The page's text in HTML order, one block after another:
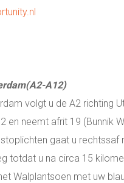
A12)
volgt u de A2 richting
en neemt afrit 19 (Bunnik
gaat u rechtssaf
totdat u na circa 15
Walplantsoen met uw